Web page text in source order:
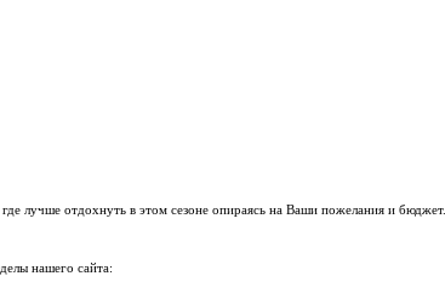
лучше отдохнуть в этом сезоне опираясь на Ваши пожелания и бюджет.
нашего сайта: